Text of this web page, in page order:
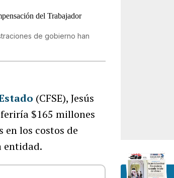
de gobierno han
(CFSE), Jesús
$165 millones
los costos de
entidad.